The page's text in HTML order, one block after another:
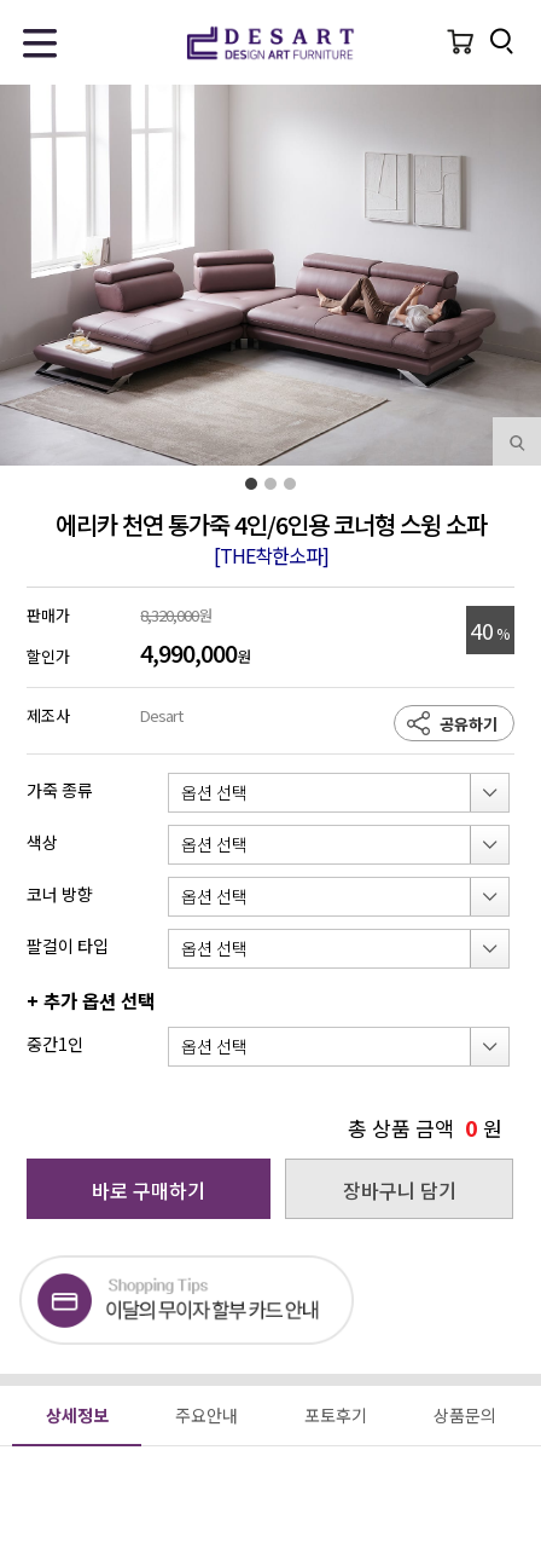
에리카 천연 통가죽 4인/6인용 코너형 스윙 소파
[THE착한소파]
40 %
판매가 8,320,000원
할인가
4,990,000원
공유하기
제조사 Desart
가죽 종류
색상
코너 방향
팔걸이 타입
+ 추가 옵션 선택
중간1인
총 상품 금액 0 원
바로 구매하기 장바구니 담기
상세정보 주요안내 포토후기 상품문의